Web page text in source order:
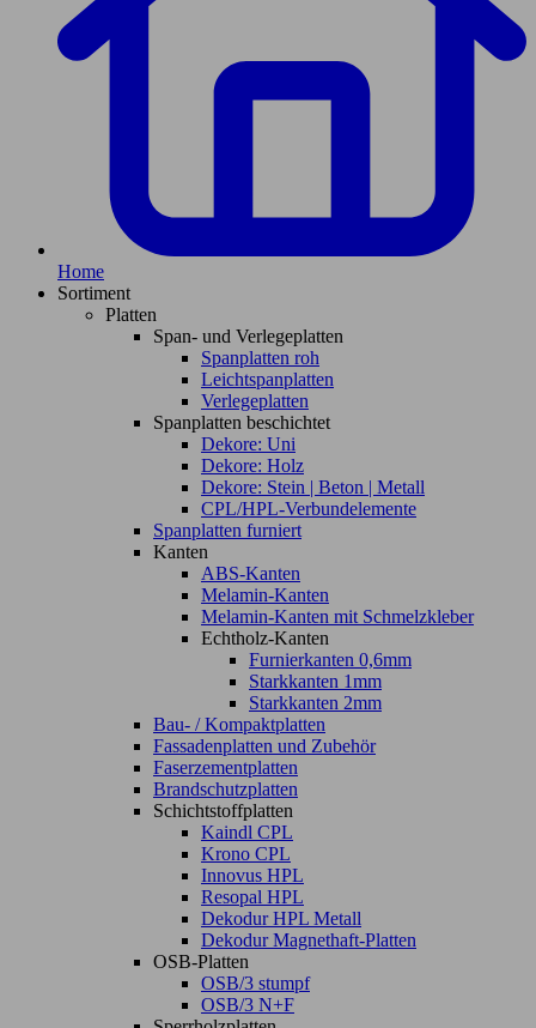
Home
Sortiment
Platten
Span- und Verlegeplatten
Spanplatten roh
Leichtspanplatten
Verlegeplatten
Spanplatten beschichtet
Dekore: Uni
Dekore: Holz
Dekore: Stein | Beton | Metall
CPL/HPL-Verbundelemente
Spanplatten furniert
Kanten
ABS-Kanten
Melamin-Kanten
Melamin-Kanten mit Schmelzkleber
Echtholz-Kanten
Furnierkanten 0,6mm
Starkkanten 1mm
Starkkanten 2mm
Bau- / Kompaktplatten
Fassadenplatten und Zubehör
Faserzementplatten
Brandschutzplatten
Schichtstoffplatten
Kaindl CPL
Krono CPL
Innovus HPL
Resopal HPL
Dekodur HPL Metall
Dekodur Magnethaft-Platten
OSB-Platten
OSB/3 stumpf
OSB/3 N+F